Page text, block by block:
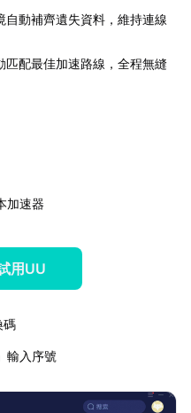
自動補齊遺失資料，維持連線
匹配最佳加速路線，全程無縫
加速器
用UU
碼
輸入序號